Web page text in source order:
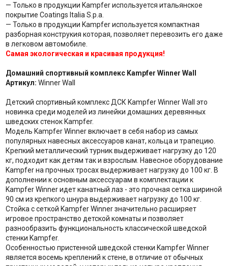
— Только в продукции Kampfer используется итальянское
покрытие Coatings Italia S.p.a.
— Только в продукции Kampfer используется компактная
разборная конструкия которая, позволяет перевозить его даже
в легковом автомобиле.
Самая экологическая и красивая продукция!
Домашний спортивный комплекс Kampfer Winner Wall
Артикул: Winner Wall
Детский спортивный комплекс ДСК Kampfer Winner Wall это
новинка среди моделей из линейки домашних деревянных
шведских стенок Kampfer.
Модель Kampfer Winner включает в себя набор из самых
популярных навесных аксессуаров канат, кольца и трапецию.
Крепкий металлический турник выдерживает нагрузку до 120
кг, подходит как детям так и взрослым. Навесное оборудование
Kampfer на прочных тросах выдерживает нагрузку до 100 кг. В
дополнении к основным аксессуарам в комплектации к
Kampfer Winner идет канатный лаз - это прочная сетка шириной
90 см из крепкого шнура выдерживает нагрузку до 100 кг.
Стойка с сеткой Kampfer Winner значительно расширяет
игровое пространство детской комнаты и позволяет
разнообразить функциональность классической шведской
стенки Kampfer.
Особенностью пристенной шведской стенки Kampfer Winner
является восемь креплений к стене, в отличие от обычных